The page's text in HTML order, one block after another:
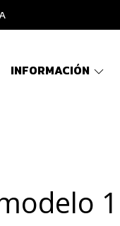
INFORMACIÓN
1